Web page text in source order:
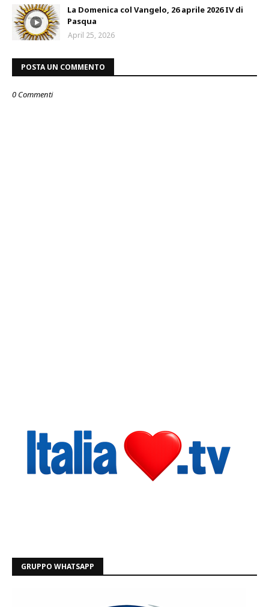
La Domenica col Vangelo, 26 aprile 2026 IV di
Pasqua
April 25, 2026
POSTA UN COMMENTO
0 Commenti
GRUPPO WHATSAPP